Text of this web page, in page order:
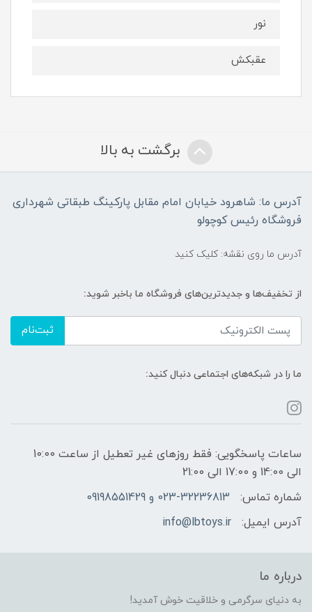
نور
عقبکش
برگشت به بالا
آدرس ما: شاهرود خیابان امام مقابل پارکینگ طبقاتی شهرداری
فروشگاه رئیس کوچولو
آدرس ما روی نقشه: کلیک کنید
از تخفیف‌ها و جدیدترین‌های فروشگاه ما باخبر شوید:
ثبت‌نام
ما را در شبکه‌های اجتماعی دنبال کنید:
ساعات پاسخگویی: فقط روزهای غیر تعطیل از ساعت 10:00
الی 14:00 و 17:00 الی 21:00
شماره تماس:
023-32236813 و 09198551429
آدرس ایمیل:
info@lbtoys.ir
درباره ما
به دنیای سرگرمی و خلاقیت خوش آمدید!